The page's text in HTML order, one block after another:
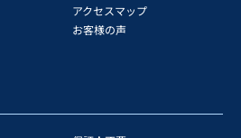
アクセスマップ
お客様の声